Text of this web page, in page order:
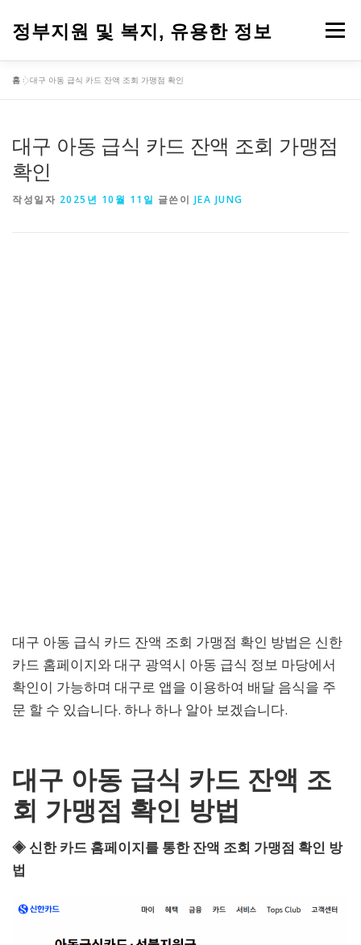
정부지원 및 복지, 유용한 정보 메뉴
홈 »대구 아동 급식 카드 잔액 조회 가맹점 확인
대구 아동 급식 카드 잔액 조회 가맹점
확인
작성일자 2025년 10월 11일 글쓴이 JEA JUNG
대구 아동 급식 카드 잔액 조회 가맹점 확인 방법은 신한
카드 홈페이지와 대구 광역시 아동 급식 정보 마당에서
확인이 가능하며 대구로 앱을 이용하여 배달 음식을 주
문 할 수 있습니다. 하나 하나 알아 보겠습니다.
대구 아동 급식 카드 잔액 조
회 가맹점 확인 방법
◈ 신한 카드 홈페이지를 통한 잔액 조회 가맹점 확인 방
법